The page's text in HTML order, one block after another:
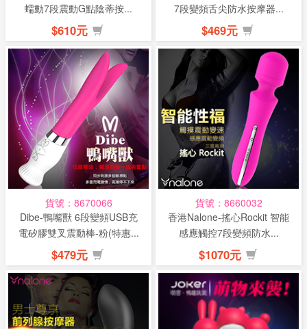
蠕動7段震動G點陰蒂按...
$610元
7段變頻舌尖防水按摩器...
$469元
貨號：8670066
Dibe-鴨嘴獸 6段變頻USB充
電矽膠雙叉震動棒-粉(特惠...
$479元
貨號：8660032
香港Nalone-搖心Rockit 智能
感應觸控7段變頻防水...
$1070元